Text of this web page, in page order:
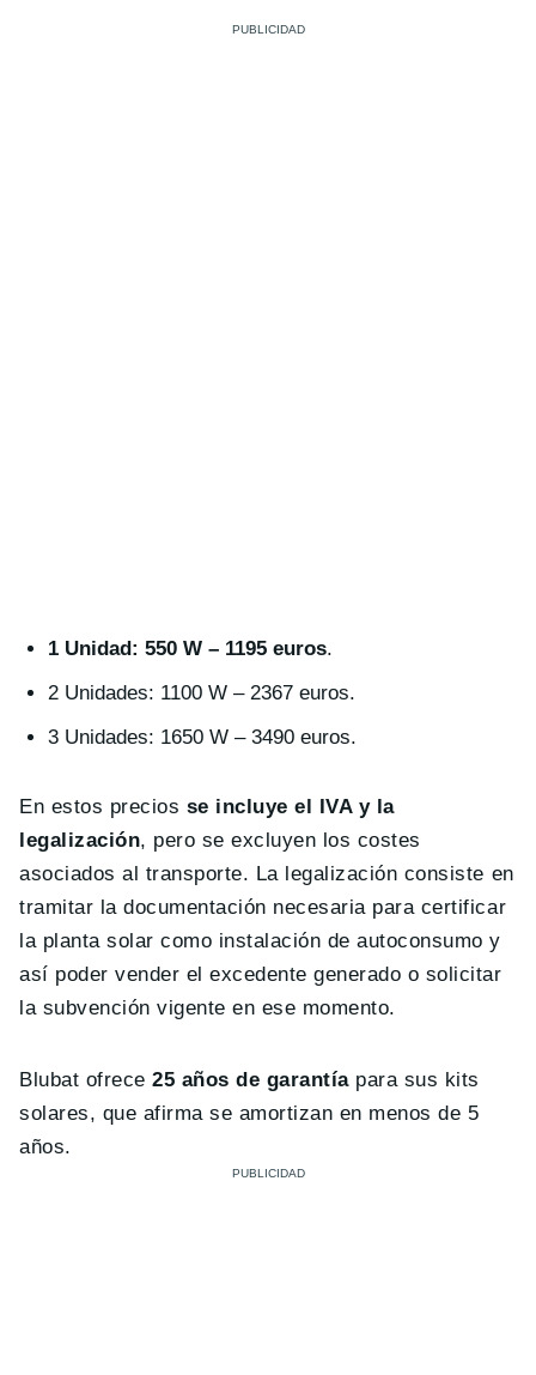
1 Unidad: 550 W – 1195 euros.
2 Unidades: 1100 W – 2367 euros.
3 Unidades: 1650 W – 3490 euros.
En estos precios se incluye el IVA y la
legalización, pero se excluyen los costes
asociados al transporte. La legalización consiste en
tramitar la documentación necesaria para certificar
la planta solar como instalación de autoconsumo y
así poder vender el excedente generado o solicitar
la subvención vigente en ese momento.
Blubat ofrece25 años de garantíapara sus kits
solares, que afirma se amortizan en menos de 5
años.